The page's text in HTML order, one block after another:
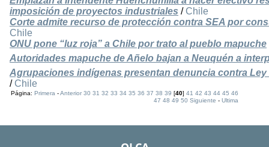
imposición de proyectos industriales / Chile
Corte admite recurso de protección contra SEA por
Chile
ONU pone “luz roja” a Chile por trato al pueblo mapuche
Autoridades mapuche de Añelo bajan a Neuquén a
Agrupaciones indígenas presentan denuncia contra
/ Chile
Página:Primera -Anterior 30 31 32 33 34 35 36 37 38 39 [40]41 42 43 44 45 46
47 48 49 50 Siguiente -Ultima